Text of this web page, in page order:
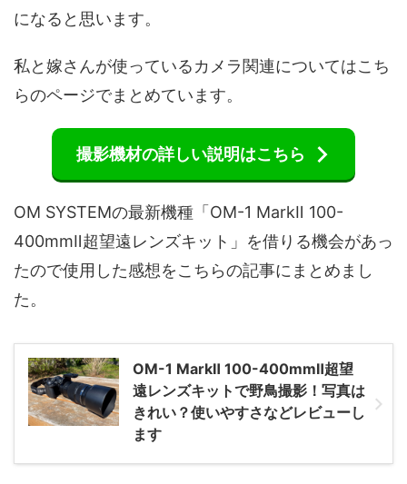
になると思います。
私と嫁さんが使っているカメラ関連についてはこち
らのページでまとめています。
撮影機材の詳しい説明はこちら
OM SYSTEMの最新機種「OM-1 MarkⅡ 100-
400mmⅡ超望遠レンズキット」を借りる機会があっ
たので使用した感想をこちらの記事にまとめまし
た。
OM-1 MarkⅡ 100-400mmⅡ超望
遠レンズキットで野鳥撮影！写真は
きれい？使いやすさなどレビューし
ます